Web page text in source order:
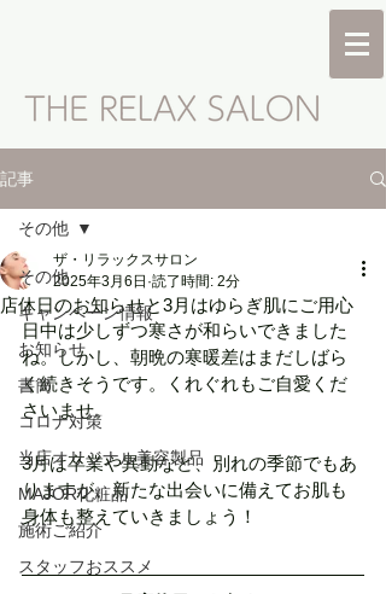
記事
その他
キャンペーン情報
お知らせ
書簡
コロナ対策
当店オリジナル美容製品
MAJOR化粧品
施術ご紹介
スタッフおススメ
その他
店休日のお知らせと3月はゆらぎ肌にご用心
ザ・リラックスサロン
2025年3月6日 読了時間: 2分
日中は少しずつ寒さが和らいできました
ね。しかし、朝晩の寒暖差はまだしばら
く続きそうです。くれぐれもご自愛くだ
さいませ。
3月は卒業や異動など、別れの季節でもあ
りますが、新たな出会いに備えてお肌も
身体も整えていきましょう！